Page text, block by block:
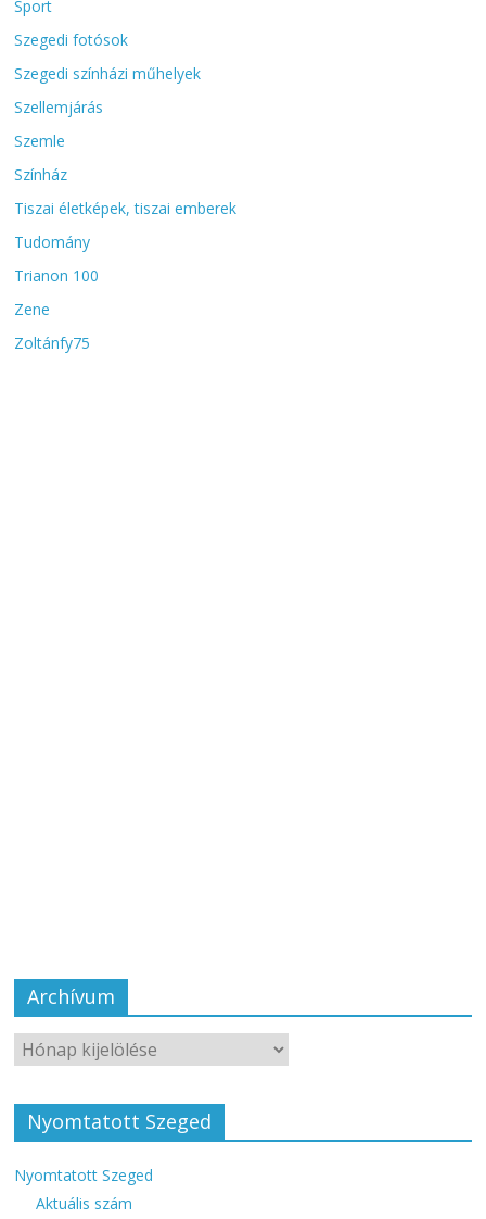
Sport
Szegedi fotósok
Szegedi színházi műhelyek
Szellemjárás
Szemle
Színház
Tiszai életképek, tiszai emberek
Tudomány
Trianon 100
Zene
Zoltánfy75
Archívum
Nyomtatott Szeged
Nyomtatott Szeged
Aktuális szám